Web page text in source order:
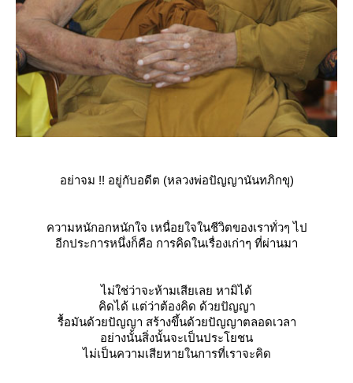
อย่าจม !! อยู่กับอดีต (หลวงพ่อปัญญานันทภิกขุ)
ความหนักอกหนักใจ เหนื่อยใจในชีวิตของเราทั่วๆ ไป
อีกประการหนึ่งก็คือ การคิดในเรื่องเก่าๆ ที่ผ่านมา
ไม่ใช่ว่าจะห้ามเสียเลย หามิได้
คิดได้ แต่ว่าต้องคิด ด้วยปัญญา
รื้อมันด้วยปัญญา สร้างขึ้นด้วยปัญญาตลอดเวลา
อย่างนั้นสิ่งนั้นจะเป็นประโยชน
ไม่เป็นความเสียหายในการที่เราจะคิด